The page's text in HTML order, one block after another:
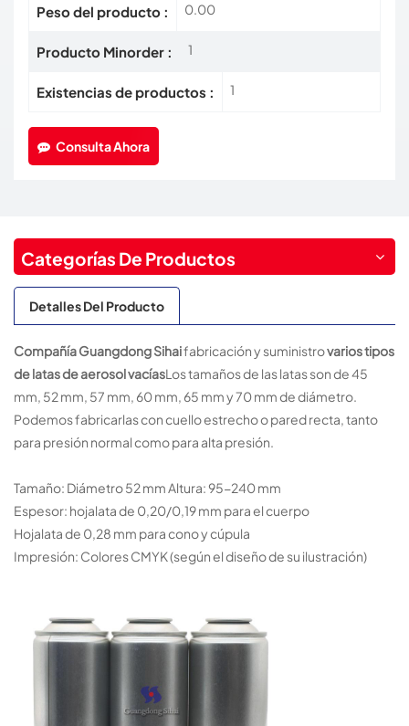
Peso del producto : 0.00
Producto Minorder : 1
Existencias de productos : 1
Consulta Ahora
Categorías De Productos
Detalles Del Producto
Compañía Guangdong Sihaifabricación y suministrovarios tipos
de latas de aerosol vacíasLos tamaños de las latas son de 45
mm, 52 mm, 57 mm, 60 mm, 65 mm y 70 mm de diámetro.
Podemos fabricarlas con cuello estrecho o pared recta, tanto
para presión normal como para alta presión.
Tamaño: Diámetro 52 mm Altura: 95-240 mm
Espesor: hojalata de 0,20/0,19 mm para el cuerpo
Hojalata de 0,28 mm para cono y cúpula
Impresión: Colores CMYK (según el diseño de su ilustración)